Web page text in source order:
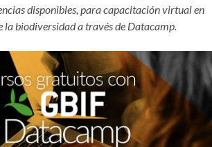
disponibles, para capacitación virtual en
la biodiversidad a través de Datacamp.